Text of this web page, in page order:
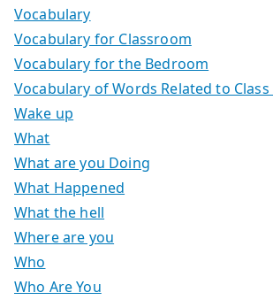
Vocabulary
Vocabulary for Classroom
Vocabulary for the Bedroom
Vocabulary of Words Related to Class
Wake up
What
What are you Doing
What Happened
What the hell
Where are you
Who
Who Are You